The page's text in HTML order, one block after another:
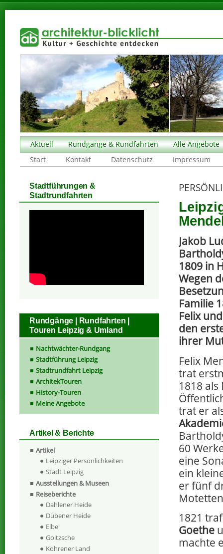
Aktuell Rundgänge & Rundfahrten
Alle Angebote
Start
Kontakt Datenschutz Impressum
Jakob
1809 in
Wegen
Familie
Felix
den
ihrer
Felix
trat
1818
trat er
60
eine
ein
er fünf
1821
Goethe
machte
Stadtführungen &
Stadtrundfahrten
Rundgänge | Rundfahrten |
Touren Leipzig & Umland
Nachtwächter-Rundgang
Stadtführung Leipzig
Stadtrundfahrt Leipzig
ArchitekTouren
History-Touren
Meine Angebote
Artikel & Berichte
Artikel
Leipziger Persönlichkeiten
Stadt Leipzig
Ausstellungen & Museen
Reiseberichte
Dahlener Heide
Dübener Heide
Elbe
Goitzsche
Kohrener Land